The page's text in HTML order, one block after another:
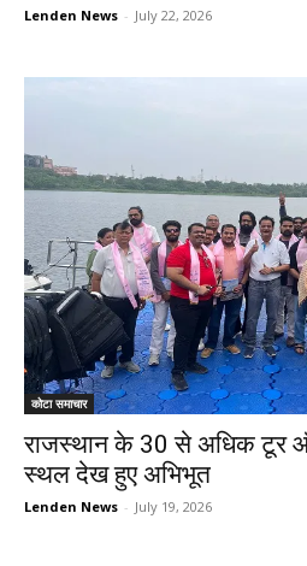
Lenden News - July 22, 2026
कोटा समाचार
राजस्थान के 30 से अधिक टूर
स्थल देख हुए अभिभूत
Lenden News - July 19, 2026